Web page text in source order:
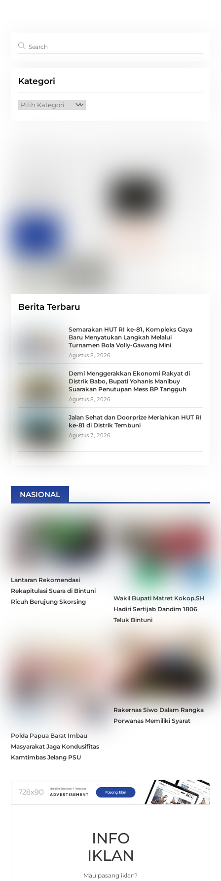
Kategori
Kategori
Berita Terbaru
Semarakan HUT RI ke-81, Kompleks Gaya
Baru Menyatukan Langkah Melalui
Turnamen Bola Volly-Gawang Mini
Agustus 8, 2026
Demi Menggerakkan Ekonomi Rakyat di
Distrik Babo, Bupati Yohanis Manibuy
Suarakan Penutupan Mess BP Tangguh
Agustus 8, 2026
Jalan Sehat dan Doorprize Meriahkan HUT RI
ke-81 di Distrik Tembuni
Agustus 7, 2026
NASIONAL
Lantaran Rekomendasi
Rekapitulasi Suara di Bintuni
Ricuh Berujung Skorsing
Wakil Bupati Matret Kokop,SH
Hadiri Sertijab Dandim 1806
Teluk Bintuni
Polda Papua Barat Imbau
Masyarakat Jaga Kondusifitas
Kamtimbas Jelang PSU
Rakernas Siwo Dalam Rangka
Porwanas Memiliki Syarat
INFO
IKLAN
Mau pasang iklan?